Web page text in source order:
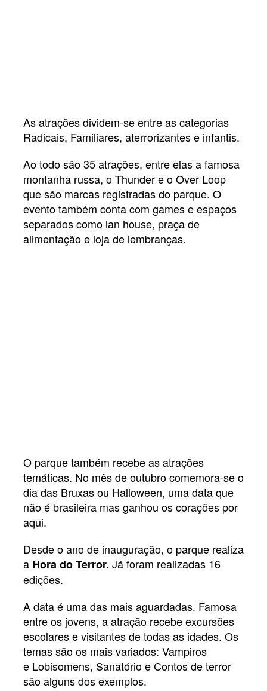
As atrações dividem-se entre as categorias
Radicais, Familiares, aterrorizantes e infantis.
Ao todo são 35 atrações, entre elas a famosa
montanha russa, o Thunder e o Over Loop
que são marcas registradas do parque. O
evento também conta com games e espaços
separados como lan house, praça de
alimentação e loja de lembranças.
O parque também recebe as atrações
temáticas. No mês de outubro comemora-se o
dia das Bruxas ou Halloween, uma data que
não é brasileira mas ganhou os corações por
aqui.
Desde o ano de inauguração, o parque realiza
a Hora do Terror. Já foram realizadas 16
edições.
A data é uma das mais aguardadas. Famosa
entre os jovens, a atração recebe excursões
escolares e visitantes de todas as idades. Os
temas são os mais variados: Vampiros
e Lobisomens, Sanatório e Contos de terror
são alguns dos exemplos.